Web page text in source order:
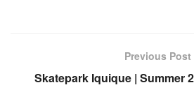
Previous Post
Skatepark Iquique | Summer